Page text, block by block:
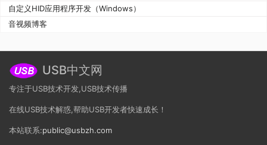
自定义HID应用程序开发（Windows）
音视频博客
USB中文网
专注于USB技术开发,USB技术传播
在线USB技术解惑,帮助USB开发者快速成长！
本站联系:public@usbzh.com